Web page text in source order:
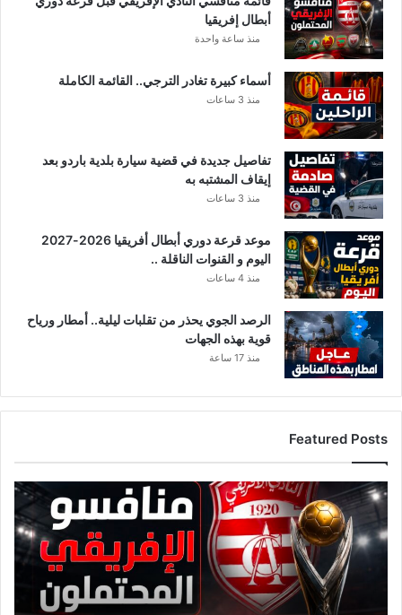
أبطال إفريقيا
منذ ساعة واحدة
أسماء كبيرة تغادر الترجي.. القائمة الكاملة
منذ 3 ساعات
تفاصيل جديدة في قضية سيارة بلدية باردو بعد
إيقاف المشتبه به
منذ 3 ساعات
موعد قرعة دوري أبطال أفريقيا 2026-2027
اليوم و القنوات الناقلة ..
منذ 4 ساعات
الرصد الجوي يحذر من تقلبات ليلية.. أمطار ورياح
قوية بهذه الجهات
منذ 17 ساعة
Featured Posts
قائمة
منافسي
النادي
الإفريقي